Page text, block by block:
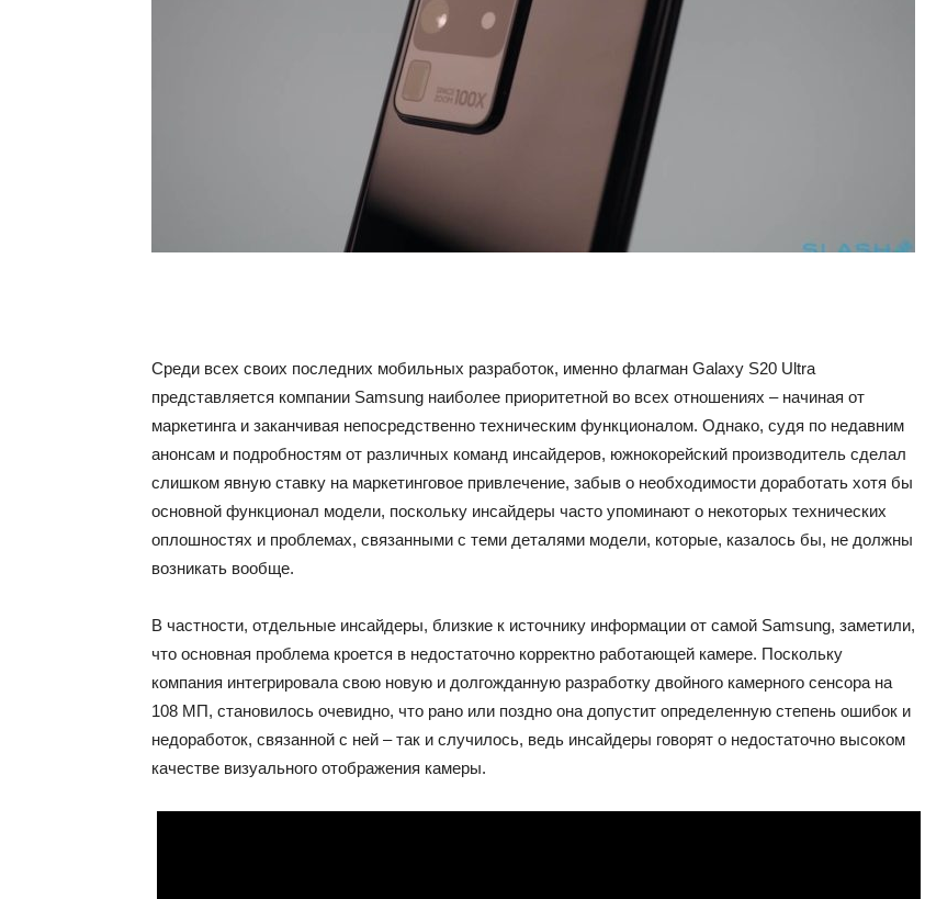
Среди всех своих последних мобильных разработок, именно флагман Galaxy S20 Ultra
представляется компании Samsung наиболее приоритетной во всех отношениях – начиная от
маркетинга и заканчивая непосредственно техническим функционалом. Однако, судя по недавним
анонсам и подробностям от различных команд инсайдеров, южнокорейский производитель сделал
слишком явную ставку на маркетинговое привлечение, забыв о необходимости доработать хотя бы
основной функционал модели, поскольку инсайдеры часто упоминают о некоторых технических
оплошностях и проблемах, связанными с теми деталями модели, которые, казалось бы, не должны
возникать вообще.
В частности, отдельные инсайдеры, близкие к источнику информации от самой Samsung, заметили,
что основная проблема кроется в недостаточно корректно работающей камере. Поскольку
компания интегрировала свою новую и долгожданную разработку двойного камерного сенсора на
108 МП, становилось очевидно, что рано или поздно она допустит определенную степень ошибок и
недоработок, связанной с ней – так и случилось, ведь инсайдеры говорят о недостаточно высоком
качестве визуального отображения камеры.